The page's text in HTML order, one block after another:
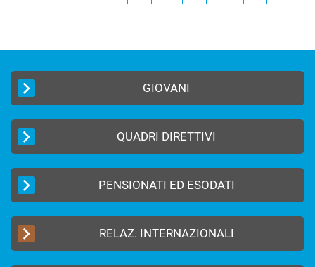
GIOVANI
QUADRI DIRETTIVI
PENSIONATI ED ESODATI
RELAZ. INTERNAZIONALI